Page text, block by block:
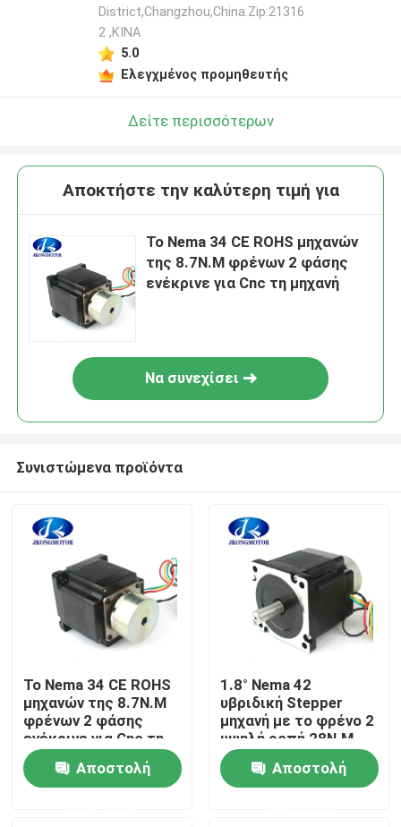
District,Changzhou,China.Zip:21316
2 ,ΚΙΝΑ
5.0
Ελεγχμένος προμηθευτής
Δείτε περισσότερων
Αποκτήστε την καλύτερη τιμή για
Το Nema 34 CE ROHS μηχανών
της 8.7N.M φρένων 2 φάσης
ενέκρινε για Cnc τη μηχανή
Να συνεχίσει
Συνιστώμενα προϊόντα
Το Nema 34 CE ROHS
μηχανών της 8.7N.M
φρένων 2 φάσης
ενέκρινε για Cnc τη
μηχανή
Αποστολή
1.8° Nema 42
υβριδική Stepper
μηχανή με το φρένο 2
υψηλή ροπή 28N.M
φάσης
Αποστολή